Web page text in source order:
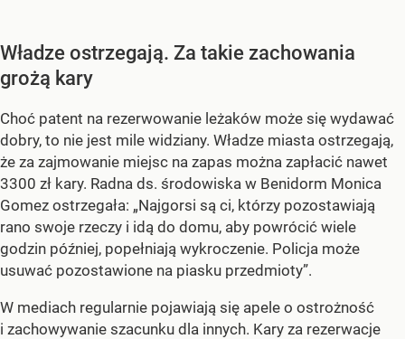
Władze ostrzegają. Za takie zachowania
grożą kary
Choć patent na rezerwowanie leżaków może się wydawać
dobry, to nie jest mile widziany. Władze miasta ostrzegają,
że za zajmowanie miejsc na zapas można zapłacić nawet
3300 zł kary. Radna ds. środowiska w Benidorm Monica
Gomez ostrzegała: „Najgorsi są ci, którzy pozostawiają
rano swoje rzeczy i idą do domu, aby powrócić wiele
godzin później, popełniają wykroczenie. Policja może
usuwać pozostawione na piasku przedmioty”.
W mediach regularnie pojawiają się apele o ostrożność
i zachowywanie szacunku dla innych. Kary za rezerwacje